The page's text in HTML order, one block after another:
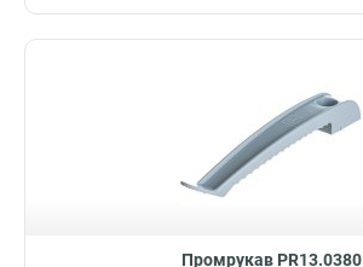
Промрукав PR13.0380